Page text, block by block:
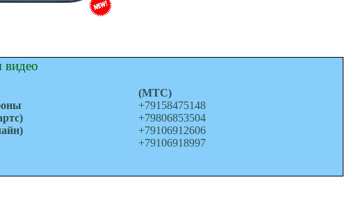
видео
(МТС)
+79158475148
+79806853504
+79106912606
+79106918997